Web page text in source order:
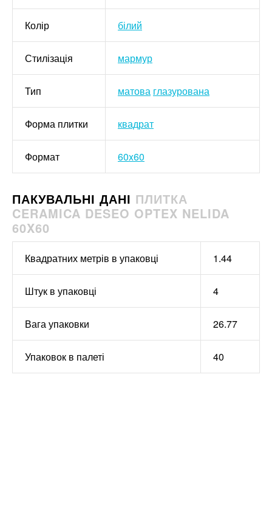
Колір білий
Стилізація мармур
Тип матова глазурована
Форма плитки квадрат
Формат 60x60
ПАКУВАЛЬНІ ДАНІ ПЛИТКА
CERAMICA DESEO OPTEX NELIDA
60X60
Квадратних метрів в упаковці 1.44
Штук в упаковці 4
Вага упаковки 26.77
Упаковок в палеті 40